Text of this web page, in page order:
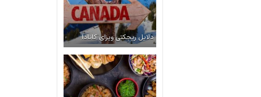
دلایل ریجکتی ویزای کانادا